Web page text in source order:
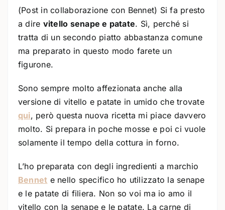
(Post in collaborazione con Bennet) Si fa presto
a dire vitello senape e patate. Sì, perché si
tratta di un secondo piatto abbastanza comune
ma preparato in questo modo farete un
figurone.
Sono sempre molto affezionata anche alla
versione di vitello e patate in umido che trovate
qui, però questa nuova ricetta mi piace davvero
molto. Si prepara in poche mosse e poi ci vuole
solamente il tempo della cottura in forno.
L’ho preparata con degli ingredienti a marchio
Bennet e nello specifico ho utilizzato la senape
e le patate di filiera. Non so voi ma io amo il
vitello con la senape e le patate. La carne di